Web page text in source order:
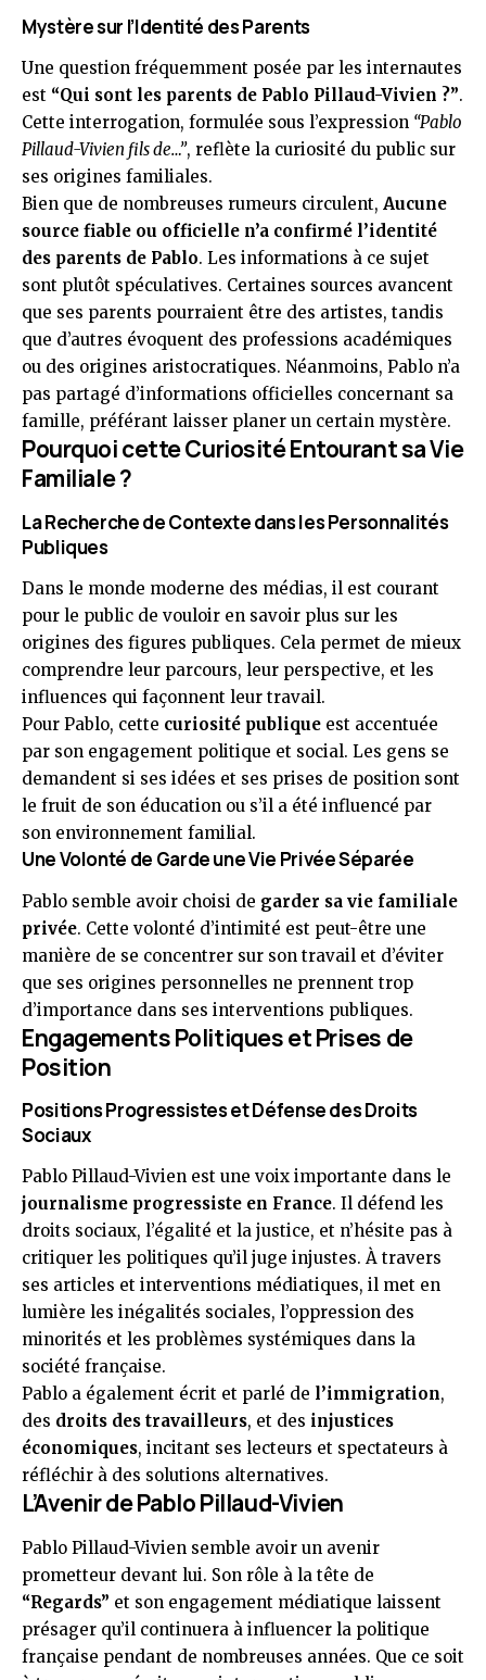
Mystère sur l’Identité des Parents
Une question fréquemment posée par les internautes
est “Qui sont les parents de Pablo Pillaud-Vivien ?”.
Cette interrogation, formulée sous l’expression “Pablo
Pillaud-Vivien fils de…”, reflète la curiosité du public sur
ses origines familiales.
Bien que de nombreuses rumeurs circulent, Aucune
source fiable ou officielle n’a confirmé l’identité
des parents de Pablo. Les informations à ce sujet
sont plutôt spéculatives. Certaines sources avancent
que ses parents pourraient être des artistes, tandis
que d’autres évoquent des professions académiques
ou des origines aristocratiques. Néanmoins, Pablo n’a
pas partagé d’informations officielles concernant sa
famille, préférant laisser planer un certain mystère.
Pourquoi cette Curiosité Entourant sa Vie
Familiale ?
La Recherche de Contexte dans les Personnalités
Publiques
Dans le monde moderne des médias, il est courant
pour le public de vouloir en savoir plus sur les
origines des figures publiques. Cela permet de mieux
comprendre leur parcours, leur perspective, et les
influences qui façonnent leur travail.
Pour Pablo, cette curiosité publique est accentuée
par son engagement politique et social. Les gens se
demandent si ses idées et ses prises de position sont
le fruit de son éducation ou s’il a été influencé par
son environnement familial.
Une Volonté de Garde une Vie Privée Séparée
Pablo semble avoir choisi de garder sa vie familiale
privée. Cette volonté d’intimité est peut-être une
manière de se concentrer sur son travail et d’éviter
que ses origines personnelles ne prennent trop
d’importance dans ses interventions publiques.
Engagements Politiques et Prises de
Position
Positions Progressistes et Défense des Droits
Sociaux
Pablo Pillaud-Vivien est une voix importante dans le
journalisme progressiste en France. Il défend les
droits sociaux, l’égalité et la justice, et n’hésite pas à
critiquer les politiques qu’il juge injustes. À travers
ses articles et interventions médiatiques, il met en
lumière les inégalités sociales, l’oppression des
minorités et les problèmes systémiques dans la
société française.
Pablo a également écrit et parlé de l’immigration,
des droits des travailleurs, et des injustices
économiques, incitant ses lecteurs et spectateurs à
réfléchir à des solutions alternatives.
L’Avenir de Pablo Pillaud-Vivien
Pablo Pillaud-Vivien semble avoir un avenir
prometteur devant lui. Son rôle à la tête de
“Regards” et son engagement médiatique laissent
présager qu’il continuera à influencer la politique
française pendant de nombreuses années. Que ce soit